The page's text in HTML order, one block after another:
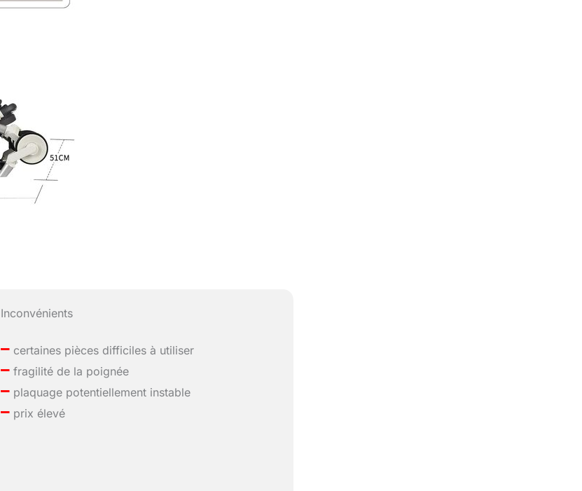
Inconvénients
– certaines pièces difficiles à utiliser
– fragilité de la poignée
– plaquage potentiellement instable
– prix élevé